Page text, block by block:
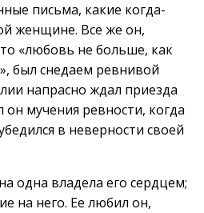
письма, какие когда-
женщине. Все же он,
«любовь не больше, как
был снедаем ревнивой
напрасно ждал приезда
мучения ревности, когда
в неверности своей
одна владела его сердцем;
на него. Ее любил он,